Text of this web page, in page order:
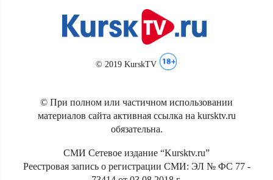
© 2019 KurskTV
© При полном или частичном использовании
материалов сайта активная ссылка на kursktv.ru
обязательна.
СМИ Сетевое издание “Kursktv.ru”
Реестровая запись о регистрации СМИ: ЭЛ № ФС 77 -